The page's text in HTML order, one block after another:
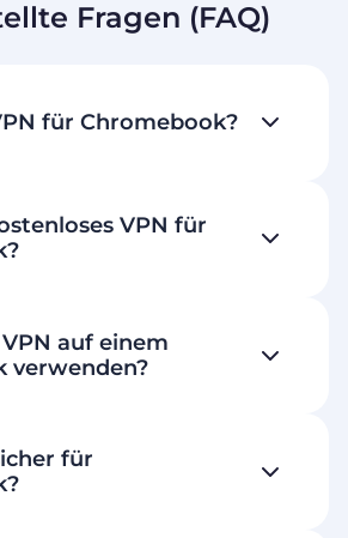
Fragen (FAQ)
für Chromebook?
VPN für
auf einem
verwenden?
für